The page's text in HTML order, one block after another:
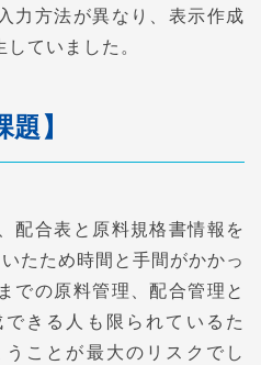
力方法が異なり、表示作成
ていました。
】
配合表と原料規格書情報を
たため時間と手間がかかっ
での原料管理、配合管理と
きる人も限られているた
ことが最大のリスクでし